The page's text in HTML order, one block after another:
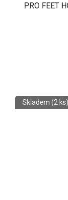
PRO FEET
Skladem (2 ks)